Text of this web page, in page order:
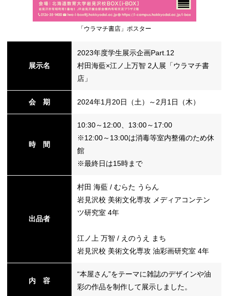
「ウラマチ書店」ポスター
展示名
2023年度学生展示企画Part.12
村田海藍×江ノ上万智 2人展「ウラマチ書
店」
会 期 2024年1月20日（土）～2月1日（木）
時 間
10:30～12:00、13:00～17:00
※12:00～13:00は消毒等室内整備のため休
館
※最終日は15時まで
出品者
村田 海藍 / むらた うらん
岩見沢校 美術文化専攻 メディアコンテン
ツ研究室 4年
江ノ上 万智 / えのうえ まち
岩見沢校 美術文化専攻 油彩画研究室 4年
内 容
“本屋さん”をテーマに雑誌のデザインや油
彩の作品を制作して展示しました。